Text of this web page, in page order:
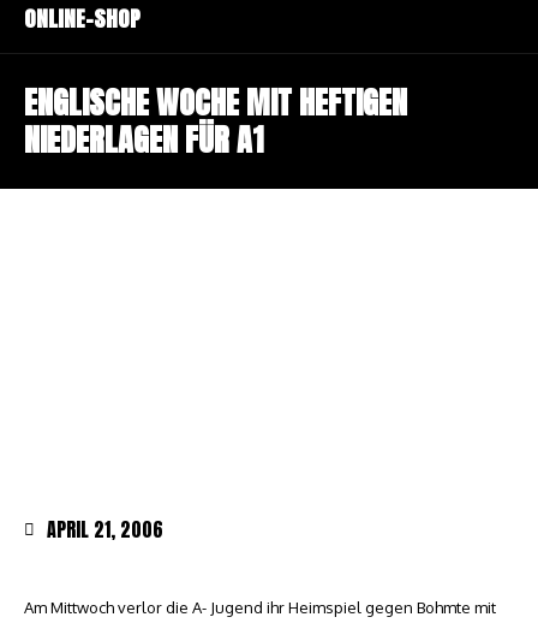
ONLINE-SHOP
ENGLISCHE WOCHE MIT HEFTIGEN
NIEDERLAGEN FÜR A1
APRIL 21, 2006
Am Mittwoch verlor die A- Jugend ihr Heimspiel gegen Bohmte mit